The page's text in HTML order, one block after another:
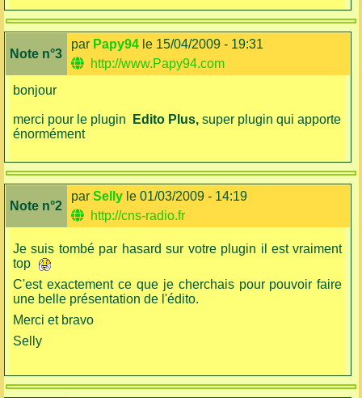
Note n°3
par Papy94 le 15/04/2009 - 19:31
http://www.Papy94.com
bonjour
merci pour le plugin Edito Plus,super plugin qui apporte
énormément
Note n°2
par Selly le 01/03/2009 - 14:19
http://cns-radio.fr
Je suis tombé par hasard sur votre plugin il est vraiment
top
C'est exactement ce que je cherchais pour pouvoir faire
une belle présentation de l'édito.
Merci et bravo
Selly